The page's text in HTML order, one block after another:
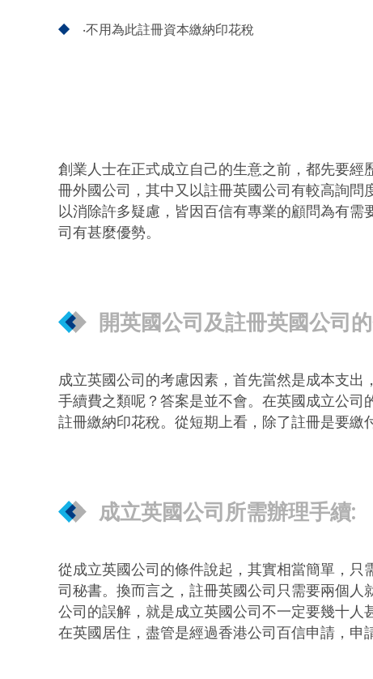
‧不用為此註冊資本繳納印花稅
創業人士在正式成立自己的生意之前，都先要
冊外國公司，其中又以註冊英國公司有較高詢
以消除許多疑慮，皆因百信有專業的顧問為有
司有甚麼優勢。
開英國公司及註冊英國公司
成立英國公司的考慮因素，首先當然是成本支
手續費之類呢？答案是並不會。在英國成立公
註冊繳納印花稅。從短期上看，除了註冊是要繳
成立英國公司所需辦理手續:
從成立英國公司的條件說起，其實相當簡單，
司秘書。換而言之，註冊英國公司只需要兩個
公司的誤解，就是成立英國公司不一定要幾十
在英國居住，盡管是經過香港公司百信申請，申